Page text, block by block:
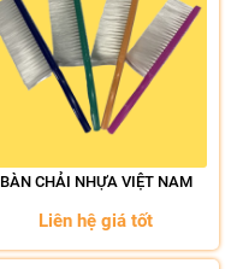
BÀN CHẢI NHỰA VIỆT NAM
Liên hệ giá tốt